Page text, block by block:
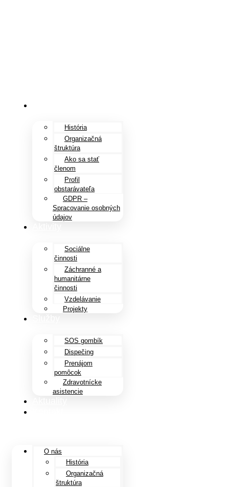
História
Organizačná
štruktúra
Ako sa stať
členom
Profil
obstarávateľa
GDPR –
Spracovanie osobných
údajov
Sociálne
činnosti
Záchranné a
humanitárne
činnosti
Vzdelávanie
Projekty
SOS gombík
Dispečing
Prenájom
pomôcok
Zdravotnícke
asistencie
O nás
História
Organizačná
štruktúra